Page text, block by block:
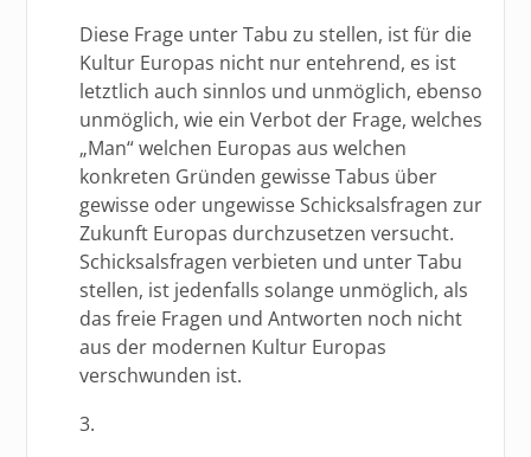
Diese Frage unter Tabu zu stellen, ist für die
Kultur Europas nicht nur entehrend, es ist
letztlich auch sinnlos und unmöglich, ebenso
unmöglich, wie ein Verbot der Frage, welches
„Man“ welchen Europas aus welchen
konkreten Gründen gewisse Tabus über
gewisse oder ungewisse Schicksalsfragen zur
Zukunft Europas durchzusetzen versucht.
Schicksalsfragen verbieten und unter Tabu
stellen, ist jedenfalls solange unmöglich, als
das freie Fragen und Antworten noch nicht
aus der modernen Kultur Europas
verschwunden ist.
3.